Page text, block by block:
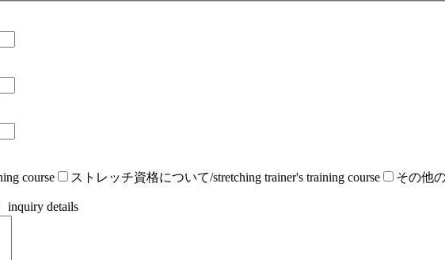
course
ストレッチ資格について/stretching trainer's training course その他
details